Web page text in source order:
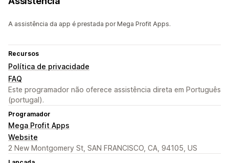
A assistência da app é prestada por Mega Profit Apps.
Recursos
Política de privacidade
FAQ
Este programador não oferece assistência direta em Português
(portugal).
Programador
Mega Profit Apps
Website
2 New Montgomery St, SAN FRANCISCO, CA, 94105, US